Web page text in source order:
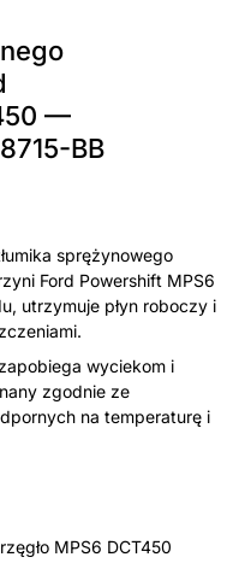
—
BB
sprężynowego
Ford Powershift MPS6
utrzymuje płyn roboczy i
wyciekom i
zgodnie ze
na temperaturę i
MPS6 DCT450